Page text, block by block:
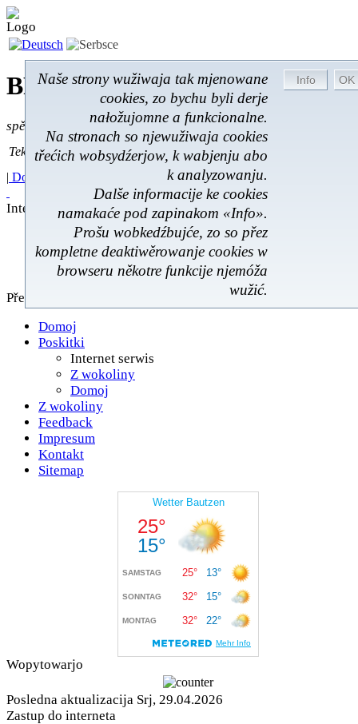
BROM-Service *Online
spěšnje * spušćomnje * małonałožnje
Naše strony wužiwaja tak mjenowane
cookies, zo bychu byli derje
nałožujomne a funkcionalne.
Na stronach so njewužiwaja cookies
třećich wobsydźerjow, k wabjenju abo
k analyzowanju.
Dalše informacije ke cookies
namakaće pod zapinakom «Info».
Prošu wobkedźbujće, zo so přez
kompletne deaktiwěrowanje cookies w
browseru někotre funkcije njemóža
wužić.
Tekst pytać:
Tekst pytać
| Domoj Z wokoliny|Feedback|
Internet serwis
Internet serwis
Z wokoliny
Domoj
Přehlad
Domoj
Poskitki
Internet serwis
Z wokoliny
Domoj
Z wokoliny
Feedback
Impresum
Kontakt
Sitemap
Wopytowarjo
Posledna aktualizacija Srj, 29.04.2026
Zastup do interneta